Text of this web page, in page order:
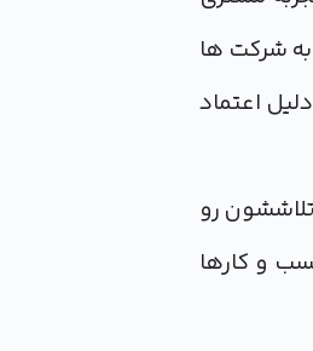
شرکت ها
اعتماد
رو
و کارها